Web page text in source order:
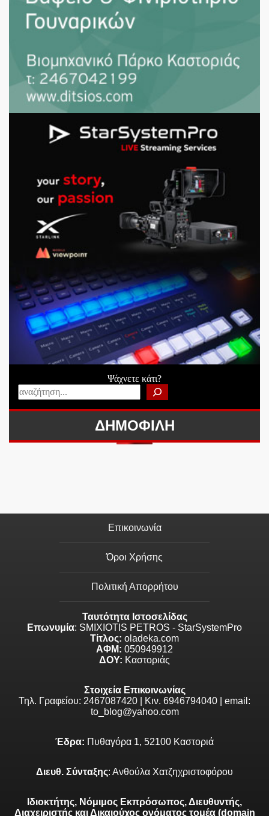
Ψάχνετε κάτι?
ΔΗΜΟΦΙΛΗ
Επικοινωνία
Όροι Χρήσης
Πολιτική Απορρήτου
Ταυτότητα Ιστοσελίδας
Επωνυμία: SMIXIOTIS PETROS - StarSystemPro
Τίτλος: oladeka.com
ΑΦΜ: 050949912
ΔΟΥ: Καστοριάς
Στοιχεία Επικοινωνίας
Τηλ. Γραφείου: 2467087420 | Κιν. 6946794040 | email:
to_blog@yahoo.com
Έδρα: Πυθαγόρα 1, 52100 Καστοριά
Διευθ. Σύνταξης: Ανθούλα Χατζηχριστοφόρου
Ιδιοκτήτης, Νόμιμος Εκπρόσωπος, Διευθυντής,
Διαχειριστής και Δικαιούχος ονόματος τομέα (domain